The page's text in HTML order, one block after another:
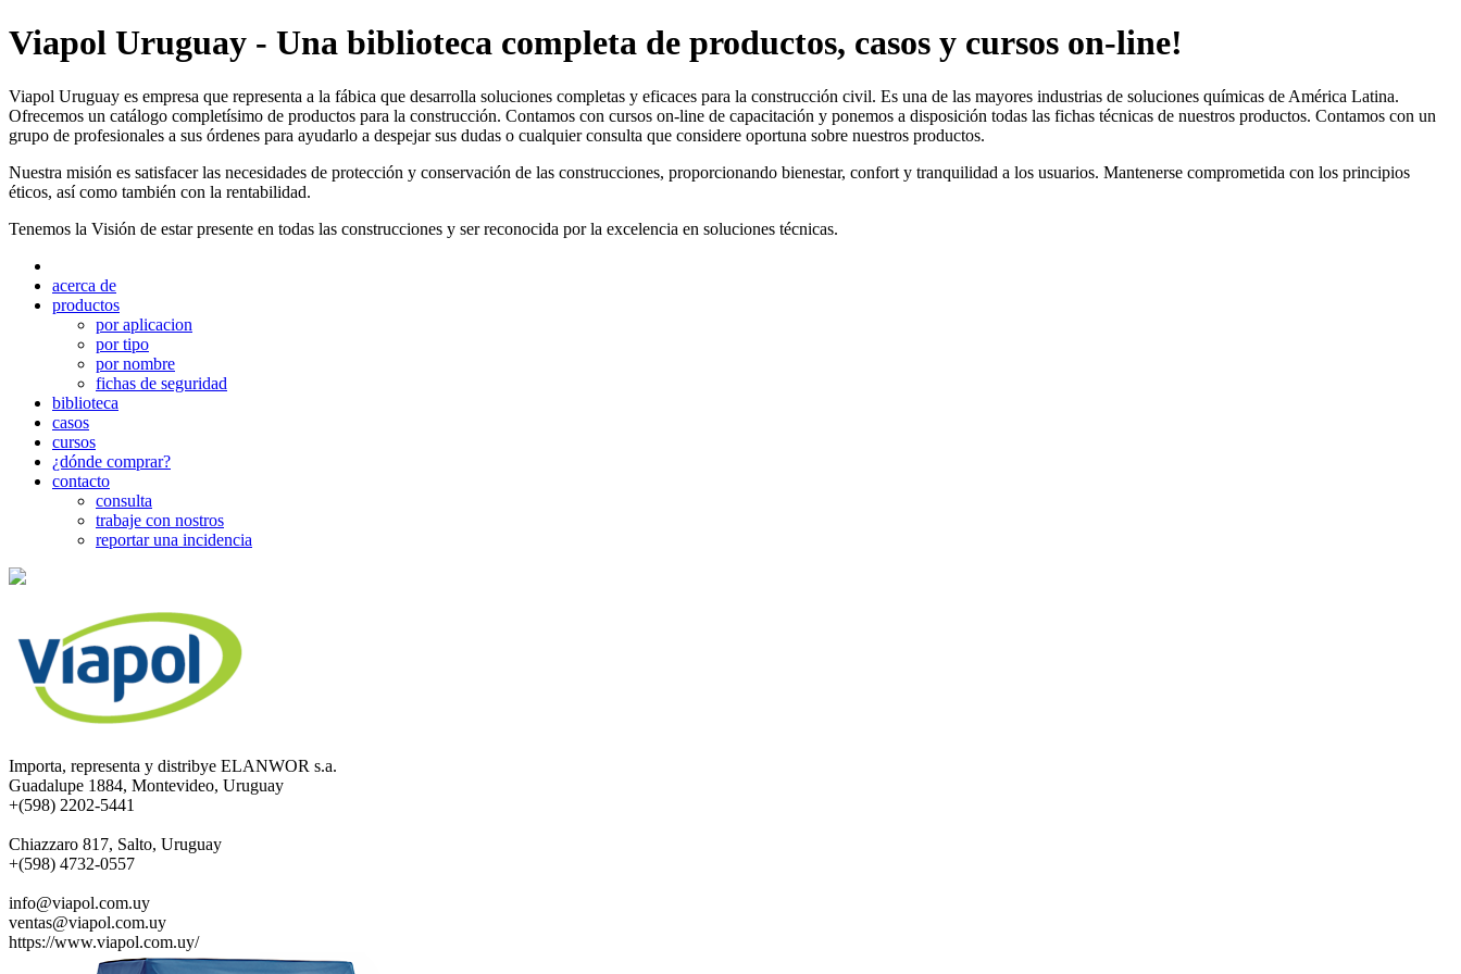
Viapol Uruguay - Una biblioteca completa de productos, casos y cursos on-line!
Viapol Uruguay es empresa que representa a la fábica que desarrolla soluciones completas y eficaces para la construcción civil. Es una de las mayores industrias de soluciones químicas de América Latina.
Ofrecemos un catálogo completísimo de productos para la construcción. Contamos con cursos on-line de capacitación y ponemos a disposición todas las fichas técnicas de nuestros productos. Contamos con un
grupo de profesionales a sus órdenes para ayudarlo a despejar sus dudas o cualquier consulta que considere oportuna sobre nuestros productos.
Nuestra misión es satisfacer las necesidades de protección y conservación de las construcciones, proporcionando bienestar, confort y tranquilidad a los usuarios. Mantenerse comprometida con los principios
éticos, así como también con la rentabilidad.
Tenemos la Visión de estar presente en todas las construcciones y ser reconocida por la excelencia en soluciones técnicas.
acerca de
productos
por aplicacion
por tipo
por nombre
fichas de seguridad
biblioteca
casos
cursos
¿dónde comprar?
contacto
consulta
trabaje con nostros
reportar una incidencia
Importa, representa y distribye ELANWOR s.a.
Guadalupe 1884, Montevideo, Uruguay
+(598) 2202-5441
Chiazzaro 817, Salto, Uruguay
+(598) 4732-0557
info@viapol.com.uy
ventas@viapol.com.uy
https://www.viapol.com.uy/